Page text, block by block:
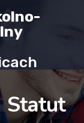
Statut